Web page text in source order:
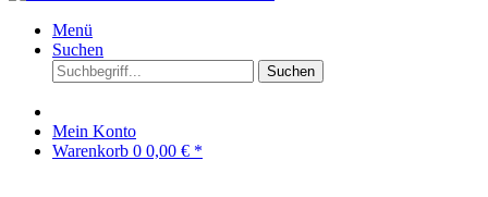
Menü
Suchen
Suchen
Mein Konto
Warenkorb 0 0,00 € *